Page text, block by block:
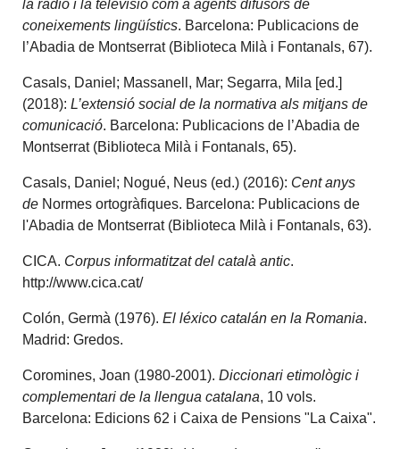
la ràdio i la televisió com a agents difusors de
coneixements lingüístics. Barcelona: Publicacions de
l’Abadia de Montserrat (Biblioteca Milà i Fontanals, 67).
Casals, Daniel; Massanell, Mar; Segarra, Mila [ed.]
(2018):L’extensió social de la normativa als mitjans de
comunicació. Barcelona: Publicacions de l’Abadia de
Montserrat (Biblioteca Milà i Fontanals, 65).
Casals, Daniel; Nogué, Neus (ed.) (2016): Cent anys
de Normes ortogràfiques. Barcelona: Publicacions de
l'Abadia de Montserrat (Biblioteca Milà i Fontanals, 63).
CICA. Corpus informatitzat del català antic.
http://www.cica.cat/
Colón, Germà (1976).El léxico catalán en la Romania.
Madrid: Gredos.
Coromines, Joan (1980-2001).Diccionari etimològic i
complementari de la llengua catalana, 10 vols.
Barcelona: Edicions 62 i Caixa de Pensions "La Caixa".